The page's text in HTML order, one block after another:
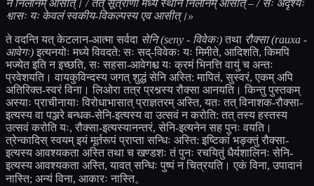
न निलीनम् आसीत्। / तत् सूत्राणां मध्ये स्थाने निलीनम् आसीत् – / सः अदृश्यः
श्वासः यः केवलं स्वकीय-विकल्पस्य एव आसीत्।»
ते वदन्ति यत् केटलान-आत्मा सर्वदा सेनि (seny - विवेकः) तथा रौक्सा (rauxa -
आवेगः) इत्यनयोः मध्ये विवदते: सः सद्-विवेकः यः मिमीते, आदिशति, किमपि
भज्येत इति न इच्छति, सः सहसा-आवेगश्च यः क्रमं भिनत्ति वायुं च अन्तः
प्रवेशयति। वायकुविन्दस्य जगत् शुद्धं सेनि अस्ति: मापितं, सुस्वरं, एकम् अपि
अतिरिक्त-स्वरं विना। लिओरा तत्र प्रश्नस्य रौक्सा आनयति। किन्तु पुस्तकम्
अस्याः प्राचीनायाः विरोधाभासात् प्राज्ञतरम् अस्ति, यतः तत् विनाशक-रौक्सा-
इत्यस्य वा पञ्जरे बन्धक-सेनि-इत्यस्य वा उत्सवं न करोति: तत् तस्य हस्तस्य
उत्सवं करोति यः, रौक्सा-इत्यस्यानन्तरं, सेनि-इत्यनेन सह पुनः वयति।
त्रेन्कादिस् स्वयम् इयं मूर्तरूपं प्राप्ता सन्धिः अस्ति: इष्टिकां भङ्क्तुं रौक्सा-
इत्यस्य आवश्यकता अस्ति तथा च खण्डशः तं पुनः रचयितुं धैर्यशालिनः सेनि-
इत्यस्य आवश्यकता अस्ति, यावत् सन्धिः पुष्पं न चित्रयति। एकं विना, उपादानं
नास्ति; अन्यं विना, आकारः नास्ति。